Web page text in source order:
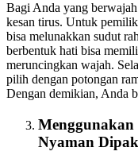
Bagi Anda yang
kesan tirus. Untuk
bisa melunakkan sudut
berbentuk hati bisa
meruncingkan wajah.
pilih dengan potongan
Dengan demikian, Anda
Nyaman